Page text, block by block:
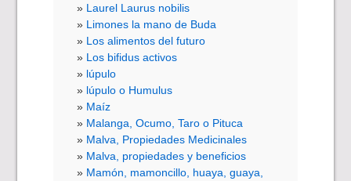
Laurel Laurus nobilis
Limones la mano de Buda
Los alimentos del futuro
Los bifidus activos
lúpulo
lúpulo o Humulus
Maíz
Malanga, Ocumo, Taro o Pituca
Malva, Propiedades Medicinales
Malva, propiedades y beneficios
Mamón, mamoncillo, huaya, guaya,